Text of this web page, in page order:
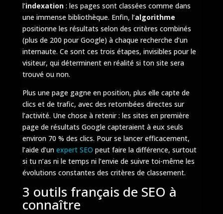
l’indexation: les pages sont classées comme dans
une immense bibliothèque. Enfin, l’algorithme
positionne les résultats selon des critères combinés
(plus de 200 pour Google) à chaque recherche d’un
internaute. Ce sont ces trois étapes, invisibles pour le
visiteur, qui déterminent en réalité si ton site sera
trouvé ou non.
Plus une page gagne en position, plus elle capte de
clics et de trafic, avec des retombées directes sur
l’activité. Une chose à retenir : les sites en première
page de résultats Google capteraient à eux seuls
environ 70 % des clics. Pour se lancer efficacement,
l’aide d’un expert SEO peut faire la différence, surtout
si tu n’as ni le temps ni l’envie de suivre toi-même les
évolutions constantes des critères de classement.
3 outils français de SEO à
connaître